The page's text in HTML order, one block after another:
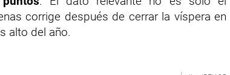
corrige después de cerrar la víspera en
alto del año.